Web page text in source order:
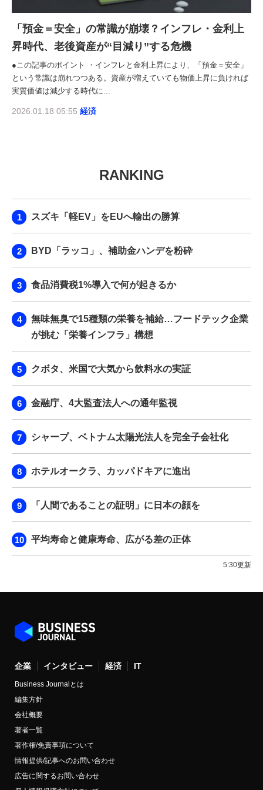
「預金＝安全」の常識が崩壊？インフレ・金利上
昇時代、老後資産が“目減り”する危機
●この記事のポイント ・インフレと金利上昇により、「預金＝安全」
という常識は崩れつつある。資産が増えていても物価上昇に負ければ
実質価値は減少する時代に...
2026.01.18 05:55 経済
RANKING
スズキ「軽EV」をEUへ輸出の勝算
BYD「ラッコ」、補助金ハンデを粉砕
食品消費税1%導入で何が起きるか
無味無臭で15種類の栄養を補給…フードテック企業
が挑む「栄養インフラ」構想
クボタ、米国で大気から飲料水の実証
金融庁、4大監査法人への通年監視
シャープ、ベトナム太陽光法人を完全子会社化
ホテルオークラ、カッパドキアに進出
「人間であることの証明」に日本の顔を
平均寿命と健康寿命、広がる差の正体
5:30更新
企業 インタビュー 経済 IT
Business Journalとは
編集方針
会社概要
著者一覧
著作権/免責事項について
情報提供/記事へのお問い合わせ
広告に関するお問い合わせ